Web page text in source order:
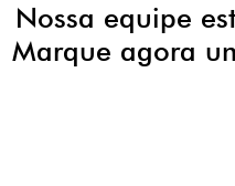
Nossa equipe
Marque agora